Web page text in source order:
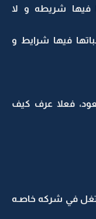
شريطه و لا
فيها شرايط و
فعلا عرف كيف
في شركه خاصـه